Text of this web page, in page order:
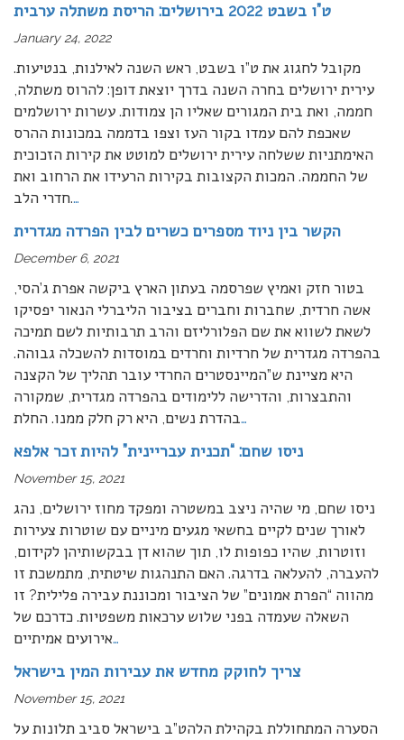
ט”ו בשבט 2022 בירושלים: הריסת משתלה ערבית
January 24, 2022
מקובל לחגוג את ט”ו בשבט, ראש השנה לאילנות, בנטיעות.
עירית ירושלים בחרה השנה בדרך יוצאת דופן: להרוס משתלה,
חממה, ואת בית המגורים שאליו הן צמודות. עשרות ירושלמים
שאכפת להם עמדו בקור העז וצפו בדממה במכונות ההרס
האימתניות ששלחה עירית ירושלים למוטט את קירות הזכוכית
של החממה. המכות הקצובות בקירות הרעידו את הרחוב ואת
חדרי הלב.…
הקשר בין ניוד מספרים כשרים לבין הפרדה מגדרית
December 6, 2021
בטור חזק ואמיץ שפרסמה בעתון הארץ ביקשה אפרת ג’הסי,
אשה חרדית, שחברות וחברים בציבור הליברלי הנאור יפסיקו
לשאת לשווא את שם הפלורליזם והרב תרבותיות לשם תמיכה
בהפרדה מגדרית של חרדיות וחרדים במוסדות להשכלה גבוהה.
היא מציינת ש”המיינסטרים החרדי עובר תהליך של הקצנה
והתבצרות, והדרישה ללימודים בהפרדה מגדרית, שמקורה
בהדרת נשים, היא רק חלק ממנו. החלת…
ניסו שחם: “תכנית עבריינית” להיות זכר אלפא
November 15, 2021
ניסו שחם, מי שהיה ניצב במשטרה ומפקד מחוז ירושלים, נהג
לאורך שנים לקיים בחשאי מגעים מיניים עם שוטרות צעירות
וזוטרות, שהיו כפופות לו, תוך שהוא דן בבקשותיהן לקידום,
להעברה, להעלאה בדרגה. האם התנהגות שיטתית, מתמשכת זו
מהווה “הפרת אמונים” של הציבור ומכוננת עבירה פלילית? זו
השאלה שעמדה בפני שלוש ערכאות משפטיות. כדרכם של
אירועים אמיתיים…
צריך לחוקק מחדש את עבירות המין בישראל
November 15, 2021
הסערה המתחוללת בקהילת הלהט”ב בישראל סביב תלונות על